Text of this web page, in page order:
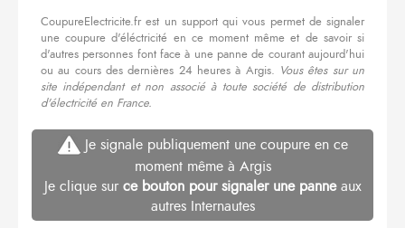
CoupureElectricite.fr est un support qui vous permet de signaler
une coupure d'éléctricité en ce moment même et de savoir si
d'autres personnes font face à une panne de courant aujourd'hui
ou au cours des dernières 24 heures à Argis. Vous êtes sur un
site indépendant et non associé à toute société de distribution
d'électricité en France.
Je signale publiquement une coupure en ce
moment même à Argis
Je clique sur ce bouton pour signaler une panneaux
autres Internautes